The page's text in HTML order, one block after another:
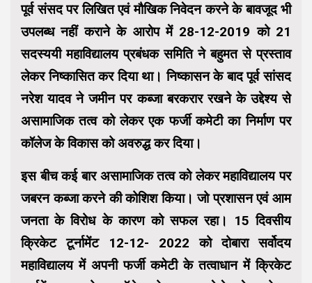
पूर्व संसद पर लिखित एवं मौखिक निवेदन करने के बावजूद भी
उपलब्ध नहीं कराने के आरोप में 28-12-2019 को 21
सदस्ययी महाविद्यालय प्रबंधक समिति ने बहुमत से प्रस्ताव
लेकर निष्कासित कर दिया था। निष्कासन के बाद पूर्व सांसद
नरेश यादव ने जमीन पर कब्जा बरकरार रखने के उद्देश्य से
असामाजिक तत्व को लेकर एक फर्जी कमेटी का निर्माण पर
कॉलेज के विकास को अवरुद्ध कर दिया।
इस बीच कई बार असामाजिक तत्व को लेकर महाविद्यालय पर
जबरन कब्जा करने की कोशिश किया। जो प्रशासन एवं आम
जनता के विरोध के कारण को सफल रहा। 15 दिवसीय
क्रिकेट टूर्नामेंट 12-12- 2022 को दोबारा सर्वोदय
महाविद्यालय में अपनी फर्जी कमेटी के तत्वाधान में क्रिकेट